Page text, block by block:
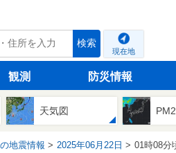
検索
現在地
観測 防災情報
天気図
地震情報 2025年06月22日 01時08分